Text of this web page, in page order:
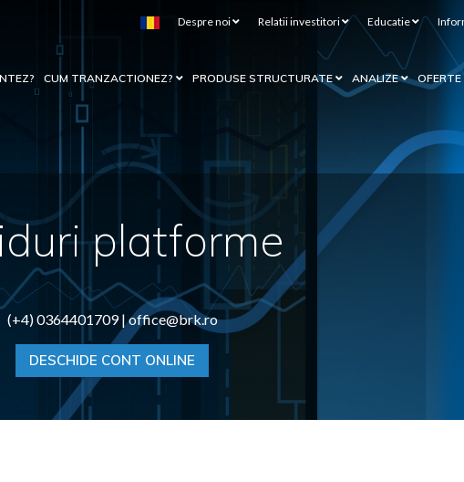
Despre noi Relatii investitori Educatie
CUM TRANZACTIONEZ? PRODUSE STRUCTURATE ANALIZE OFERTE
platforme
(+4) 0364401709 |office@brk.ro
DESCHIDE CONT ONLINE